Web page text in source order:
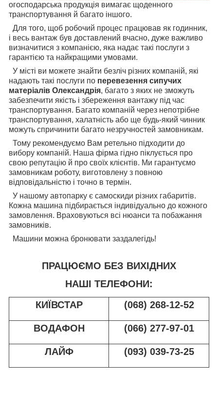
огосподарська продукція вимагає щоденного
транспортування й багато іншого.
Для того, щоб робочий процес працював як годинник,
і весь вантаж був доставлений вчасно, дуже важливо
визначитися з компанією, яка надає такі послуги з
гарантією та найкращими умовами.
У місті ви можете знайти безліч різних компаній, які
надають такі послуги по перевезення сипучих
матеріалів Олександрія, багато з яких не зможуть
забезпечити якість і збереження вантажу під час
транспортування. Багато компаній через непотрібне
транспортування, халатність або ще будь-який чинник
можуть спричинити багато незручностей замовникам.
Тому рекомендуємо Вам ретельно підходити до
вибору компаній. Наша фірма гідно піклується про
свою репутацію й про своїх клієнтів. Ми гарантуємо
замовникам роботу, виготовлену з повною
відповідальністю і точно в термін.
У нашому автопарку є самоскиди різних габаритів.
Кожна машина підбирається індивідуально до кожного
замовлення. Враховуються всі нюанси та побажання
замовників.
Машини можна бронювати заздалегідь!
ПРАЦЮЄМО БЕЗ ВИХІДНИХ
НАШІ ТЕЛЕФОНИ:
КИЇВСТАР
(068) 268-12-52
ВОДАФОН (066) 277-97-01
ЛАЙФ (093) 039-73-25